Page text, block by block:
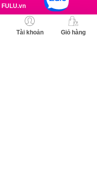
Tài khoản Giỏ hàng
FULU.vn